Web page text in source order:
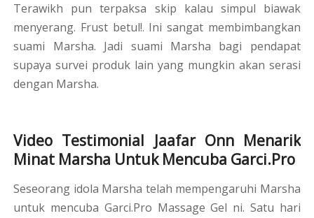
Terawikh pun terpaksa skip kalau simpul biawak
menyerang. Frust betul!. Ini sangat membimbangkan
suami Marsha. Jadi suami Marsha bagi pendapat
supaya survei produk lain yang mungkin akan serasi
dengan Marsha.
Video Testimonial Jaafar Onn Menarik
Minat Marsha Untuk Mencuba Garci.Pro
Seseorang idola Marsha telah mempengaruhi Marsha
untuk mencuba Garci.Pro Massage Gel ni. Satu hari